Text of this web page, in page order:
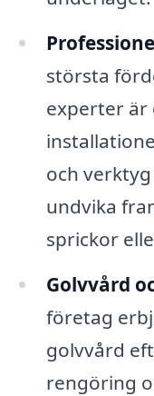
största
experter är
och
undvika
sprickor
Golvvård
företag
golvvård
rengöring